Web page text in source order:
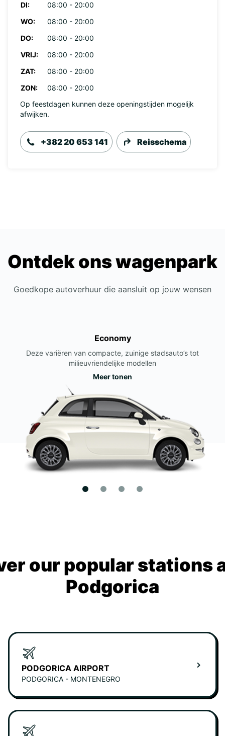
DI:
08:00 - 20:00
WO:
08:00 - 20:00
DO:
08:00 - 20:00
VRIJ:
08:00 - 20:00
ZAT:
08:00 - 20:00
ZON:
08:00 - 20:00
Op feestdagen kunnen deze openingstijden mogelijk
afwijken.
+382 20 653 141 Reisschema
Ontdek ons wagenpark
Goedkope autoverhuur die aansluit op jouw wensen
Economy
Deze variëren van compacte, zuinige stadsauto’s tot
milieuvriendelijke modellen
Meer tonen
our popular stations
Podgorica
PODGORICA AIRPORT
PODGORICA - MONTENEGRO